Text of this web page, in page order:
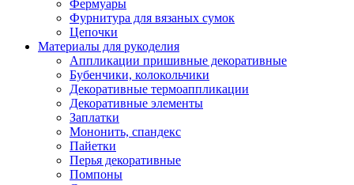
Фермуары
Фурнитура для вязаных сумок
Цепочки
Материалы для рукоделия
Аппликации пришивные декоративные
Бубенчики, колокольчики
Декоративные термоаппликации
Декоративные элементы
Заплатки
Мононить, спандекс
Пайетки
Перья декоративные
Помпоны